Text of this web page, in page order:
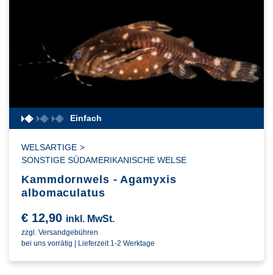
Einfach
WELSARTIGE >
SONSTIGE SÜDAMERIKANISCHE WELSE
Kammdornwels - Agamyxis
albomaculatus
€ 12,90 inkl. MwSt.
zzgl. Versandgebühren
bei uns vorrätig | Lieferzeit 1-2 Werktage